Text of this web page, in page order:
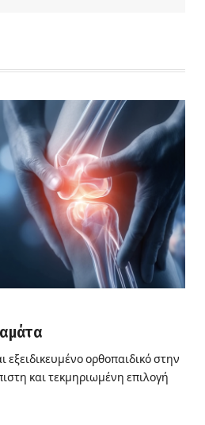
εξειδικευμένο ορθοπαιδικό στην
και τεκμηριωμένη επιλογή